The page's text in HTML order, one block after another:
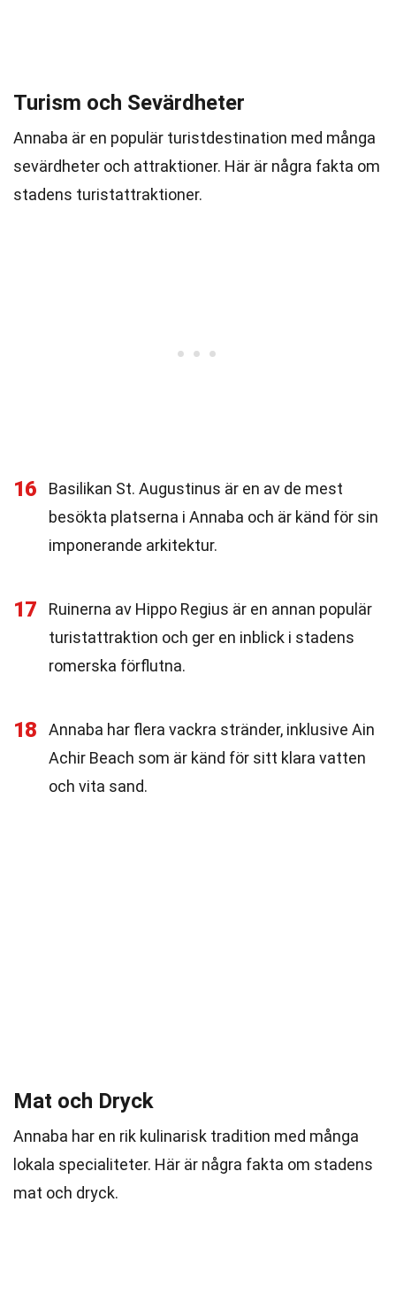
Turism och Sevärdheter
Annaba är en populär turistdestination med många
sevärdheter och attraktioner. Här är några fakta om
stadens turistattraktioner.
16
Basilikan St. Augustinus är en av de mest
besökta platserna i Annaba och är känd för sin
imponerande arkitektur.
17
Ruinerna av Hippo Regius är en annan populär
turistattraktion och ger en inblick i stadens
romerska förflutna.
18
Annaba har flera vackra stränder, inklusive Ain
Achir Beach som är känd för sitt klara vatten
och vita sand.
Mat och Dryck
Annaba har en rik kulinarisk tradition med många
lokala specialiteter. Här är några fakta om stadens
mat och dryck.